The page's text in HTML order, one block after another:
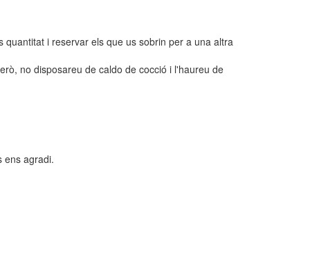
i reservar els que us sobrin per a una altra
no disposareu de caldo de cocció i l'haureu de
ens agradi.